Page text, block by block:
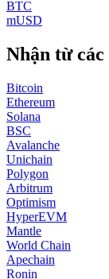
BTC
mUSD
Nhận từ
Bitcoin
Ethereum
Solana
BSC
Avalanche
Unichain
Polygon
Arbitrum
Optimism
HyperEVM
Mantle
World Chain
Apechain
Ronin